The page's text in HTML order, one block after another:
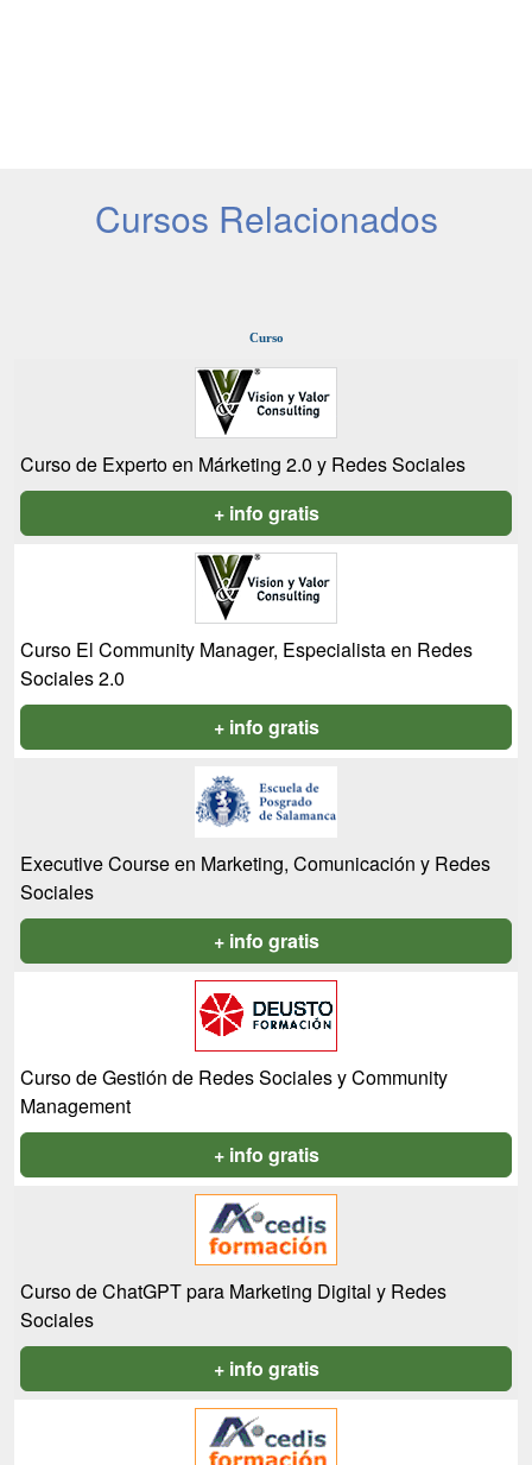
Cursos Relacionados
Curso
Curso de Experto en Márketing 2.0 y Redes Sociales
+ info gratis
Curso El Community Manager, Especialista en Redes
Sociales 2.0
+ info gratis
Executive Course en Marketing, Comunicación y Redes
Sociales
+ info gratis
Curso de Gestión de Redes Sociales y Community
Management
+ info gratis
Curso de ChatGPT para Marketing Digital y Redes
Sociales
+ info gratis